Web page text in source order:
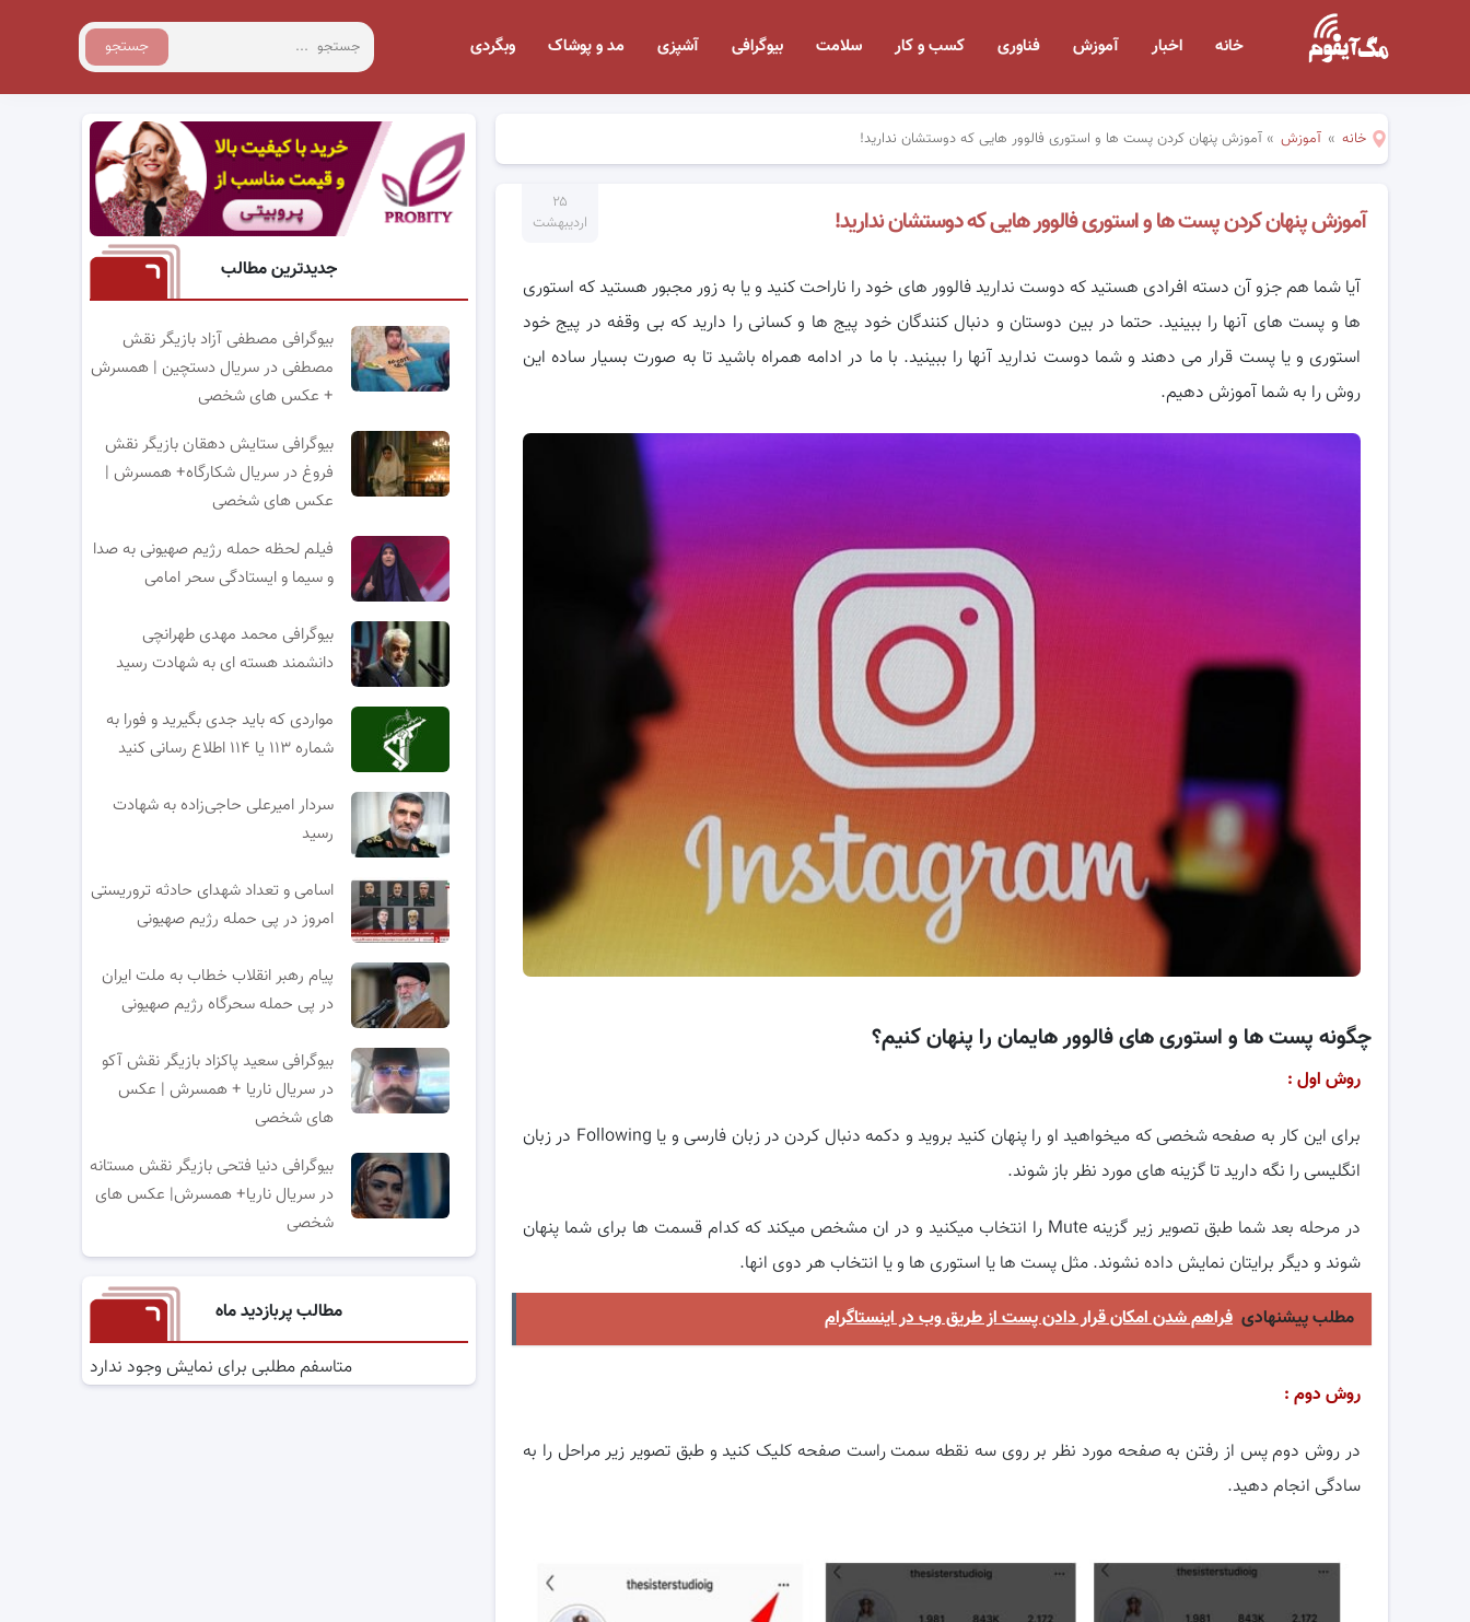
جستجو خانه اخبار آموزش فناوری کسب و کار سلامت بیوگرافی آشپزی مد و پوشاک وبگردی
خانه » آموزش » آموزش پنهان کردن پست ها و استوری فالوور هایی که دوستشان ندارید!
۲۵
اردیبهشت
آموزش پنهان کردن پست ها و استوری فالوور هایی که دوستشان ندارید!
آیا شما هم جزو آن دسته افرادی هستید که دوست ندارید فالوور های خود را ناراحت کنید و یا به زور مجبور هستید که استوری
ها و پست های آنها را ببینید. حتما در بین دوستان و دنبال کنندگان خود پیج ها و کسانی را دارید که بی وقفه در پیج خود
استوری و یا پست قرار می دهند و شما دوست ندارید آنها را ببینید. با ما در ادامه همراه باشید تا به صورت بسیار ساده این
روش را به شما آموزش دهیم.
چگونه پست ها و استوری های فالوور هایمان را پنهان کنیم؟
روش اول :
برای این کار به صفحه شخصی که میخواهید او را پنهان کنید بروید و دکمه دنبال کردن در زبان فارسی و یا Following در زبان
انگلیسی را نگه دارید تا گزینه های مورد نظر باز شوند.
در مرحله بعد شما طبق تصویر زیر گزینه Mute را انتخاب میکنید و در ان مشخص میکند که کدام قسمت ها برای شما پنهان
شوند و دیگر برایتان نمایش داده نشوند. مثل پست ها یا استوری ها و یا انتخاب هر دوی انها.
مطلب پیشنهادی فراهم شدن امکان قرار دادن پست از طریق وب در اینستاگرام
روش دوم :
در روش دوم پس از رفتن به صفحه مورد نظر بر روی سه نقطه سمت راست صفحه کلیک کنید و طبق تصویر زیر مراحل را به
سادگی انجام دهید.
جدیدترین مطالب
بیوگرافی مصطفی آزاد بازیگر نقش
مصطفی در سریال دستچین | همسرش
+ عکس های شخصی
بیوگرافی ستایش دهقان بازیگر نقش
فروغ در سریال شکارگاه+ همسرش |
عکس های شخصی
فیلم لحظه حمله رژیم صهیونی به صدا
و سیما و ایستادگی سحر امامی
بیوگرافی محمد مهدی طهرانچی
دانشمند هسته ای به شهادت رسید
مواردی که باید جدی بگیرید و فورا به
شماره ۱۱۳ یا ۱۱۴ اطلاع رسانی کنید
سردار امیرعلی حاجی‌زاده به شهادت
رسید
اسامی و تعداد شهدای حادثه تروریستی
امروز در پی حمله رژیم صهیونی
پیام رهبر انقلاب خطاب به ملت ایران
در پی حمله سحرگاه رژیم صهیونی
بیوگرافی سعید پاکزاد بازیگر نقش آکو
در سریال ناریا + همسرش | عکس
های شخصی
بیوگرافی دنیا فتحی بازیگر نقش مستانه
در سریال ناریا+ همسرش| عکس های
شخصی
مطالب پربازدید ماه
متاسفم مطلبی برای نمایش وجود ندارد